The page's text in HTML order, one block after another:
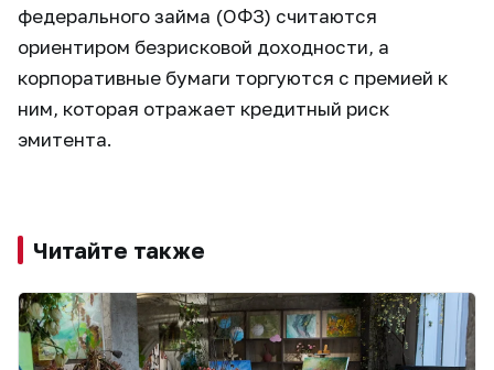
федерального займа (ОФЗ) считаются
ориентиром безрисковой доходности, а
корпоративные бумаги торгуются с премией к
ним, которая отражает кредитный риск
эмитента.
Читайте также